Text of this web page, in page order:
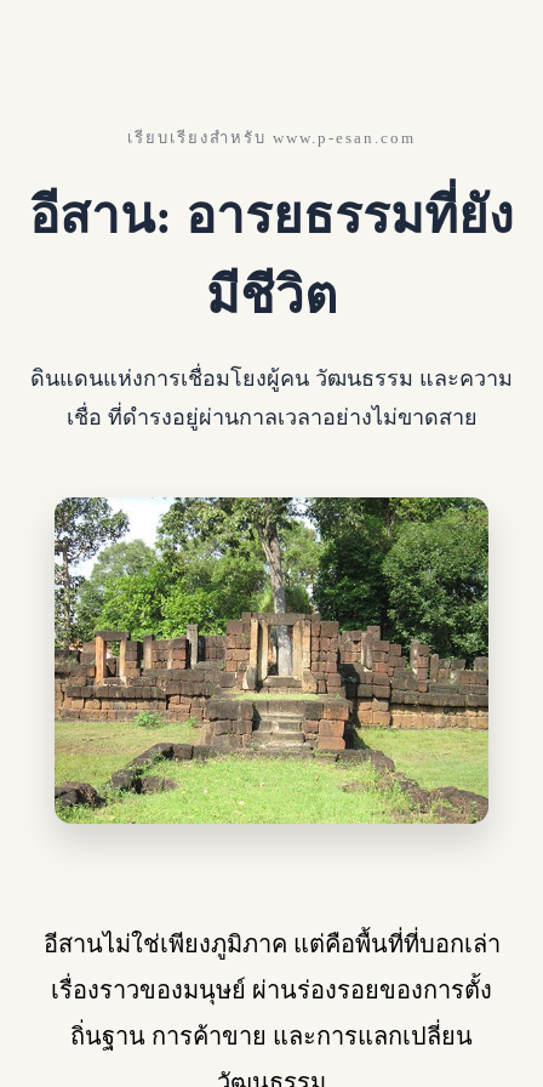
เรียบเรียงสำหรับ www.p-esan.com
อีสาน: อารยธรรมที่ยัง
มีชีวิต
ดินแดนแห่งการเชื่อมโยงผู้คน วัฒนธรรม และความ
เชื่อ ที่ดำรงอยู่ผ่านกาลเวลาอย่างไม่ขาดสาย
อีสานไม่ใช่เพียงภูมิภาค แต่คือพื้นที่ที่บอกเล่า
เรื่องราวของมนุษย์ ผ่านร่องรอยของการตั้ง
ถิ่นฐาน การค้าขาย และการแลกเปลี่ยน